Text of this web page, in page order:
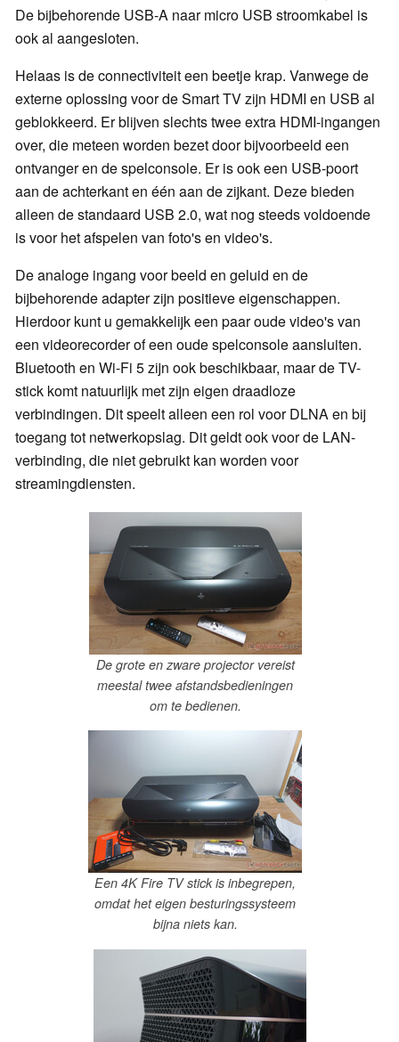
De bijbehorende USB-A naar micro USB stroomkabel is
ook al aangesloten.
Helaas is de connectiviteit een beetje krap. Vanwege de
externe oplossing voor de Smart TV zijn HDMI en USB al
geblokkeerd. Er blijven slechts twee extra HDMI-ingangen
over, die meteen worden bezet door bijvoorbeeld een
ontvanger en de spelconsole. Er is ook een USB-poort
aan de achterkant en één aan de zijkant. Deze bieden
alleen de standaard USB 2.0, wat nog steeds voldoende
is voor het afspelen van foto's en video's.
De analoge ingang voor beeld en geluid en de
bijbehorende adapter zijn positieve eigenschappen.
Hierdoor kunt u gemakkelijk een paar oude video's van
een videorecorder of een oude spelconsole aansluiten.
Bluetooth en Wi-Fi 5 zijn ook beschikbaar, maar de TV-
stick komt natuurlijk met zijn eigen draadloze
verbindingen. Dit speelt alleen een rol voor DLNA en bij
toegang tot netwerkopslag. Dit geldt ook voor de LAN-
verbinding, die niet gebruikt kan worden voor
streamingdiensten.
De grote en zware projector vereist
meestal twee afstandsbedieningen
om te bedienen.
Een 4K Fire TV stick is inbegrepen,
omdat het eigen besturingssysteem
bijna niets kan.